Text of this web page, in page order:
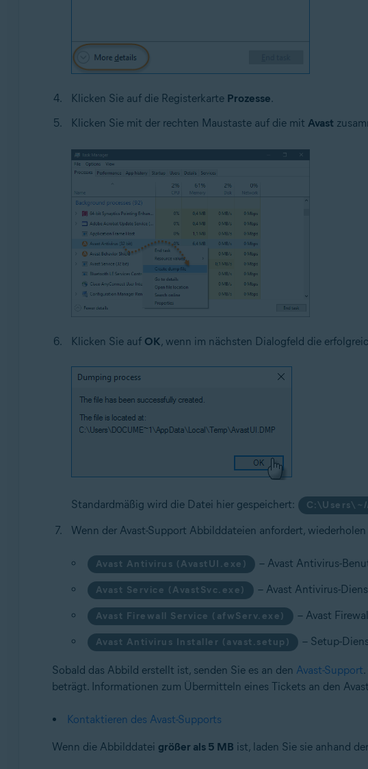
Klicken Sie auf die Registerkarte Prozesse.
Klicken Sie mit der rechten Maustaste auf die mit Avast
Klicken Sie auf OK, wenn im nächsten Dialogfeld die
Standardmäßig wird die Datei hier gespeichert: C:\Users\
Wenn der Avast-Support Abbilddateien anfordert,
Avast Antivirus (AvastUI.exe) – Avast Antivirus-
Avast Service (AvastSvc.exe) – Avast Antivirus-
Avast Firewall Service (afwServ.exe) – Avast
Avast Antivirus Installer (avast.setup) – Setup-
Sobald das Abbild erstellt ist, senden Sie es an den Avast-Support
beträgt. Informationen zum Übermitteln eines Tickets an den
Kontaktieren des Avast-Supports
Wenn die Abbilddatei größer als 5 MB ist, laden Sie sie anhand